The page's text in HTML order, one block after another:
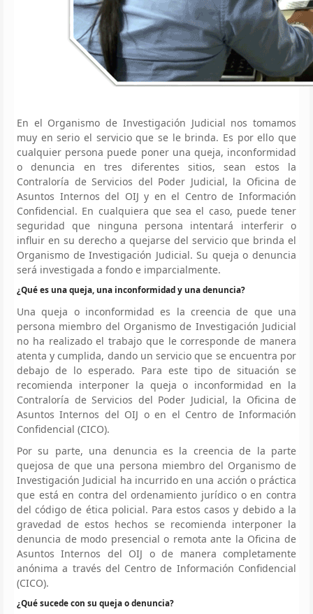
En el Organismo de Investigación Judicial nos tomamos
muy en serio el servicio que se le brinda. Es por ello que
cualquier persona puede poner una queja, inconformidad
o denuncia en tres diferentes sitios, sean estos la
Contraloría de Servicios del Poder Judicial, la Oficina de
Asuntos Internos del OIJ y en el Centro de Información
Confidencial. En cualquiera que sea el caso, puede tener
seguridad que ninguna persona intentará interferir o
influir en su derecho a quejarse del servicio que brinda el
Organismo de Investigación Judicial. Su queja o denuncia
será investigada a fondo e imparcialmente.
¿Qué es una queja, una inconformidad y una denuncia?
Una queja o inconformidad es la creencia de que una
persona miembro del Organismo de Investigación Judicial
no ha realizado el trabajo que le corresponde de manera
atenta y cumplida, dando un servicio que se encuentra por
debajo de lo esperado. Para este tipo de situación se
recomienda interponer la queja o inconformidad en la
Contraloría de Servicios del Poder Judicial, la Oficina de
Asuntos Internos del OIJ o en el Centro de Información
Confidencial (CICO).
Por su parte, una denuncia es la creencia de la parte
quejosa de que una persona miembro del Organismo de
Investigación Judicial ha incurrido en una acción o práctica
que está en contra del ordenamiento jurídico o en contra
del código de ética policial. Para estos casos y debido a la
gravedad de estos hechos se recomienda interponer la
denuncia de modo presencial o remota ante la Oficina de
Asuntos Internos del OIJ o de manera completamente
anónima a través del Centro de Información Confidencial
(CICO).
¿Qué sucede con su queja o denuncia?